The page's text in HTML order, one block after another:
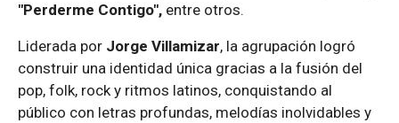
"Perderme Contigo", entre otros.
Liderada por Jorge Villamizar, la agrupación logró
construir una identidad única gracias a la fusión del
pop, folk, rock y ritmos latinos, conquistando al
público con letras profundas, melodías inolvidables y